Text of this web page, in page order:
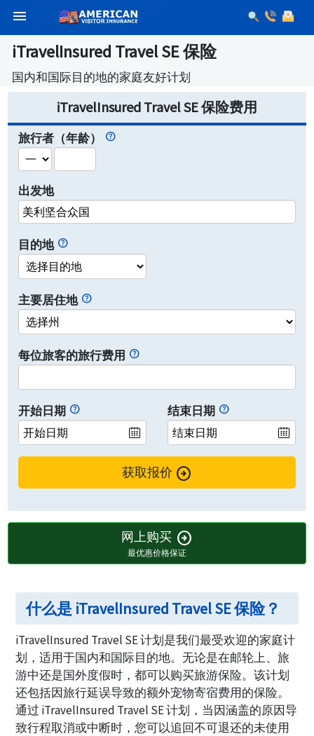
menu
iTravelInsured Travel SE 保险
国内和国际目的地的家庭友好计划
iTravelInsured Travel SE 保险费用
旅行者（年龄）
出发地
美利坚合众国
目的地
主要居住地
每位旅客的旅行费用
开始日期 结束日期
获取报价 arrow_circle_right
网上购买 arrow_circle_right
最优惠价格保证
什么是 iTravelInsured Travel SE 保险？
iTravelInsured Travel SE 计划是我们最受欢迎的家庭计
划，适用于国内和国际目的地。无论是在邮轮上、旅
游中还是国外度假时，都可以购买旅游保险。该计划
还包括因旅行延误导致的额外宠物寄宿费用的保险。
通过 iTravelInsured Travel SE 计划，当因涵盖的原因导
致行程取消或中断时，您可以追回不可退还的未使用